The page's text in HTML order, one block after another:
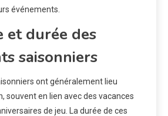
événements.
et durée des
saisonniers
ont généralement lieu
souvent en lien avec des vacances
de jeu. La durée de ces